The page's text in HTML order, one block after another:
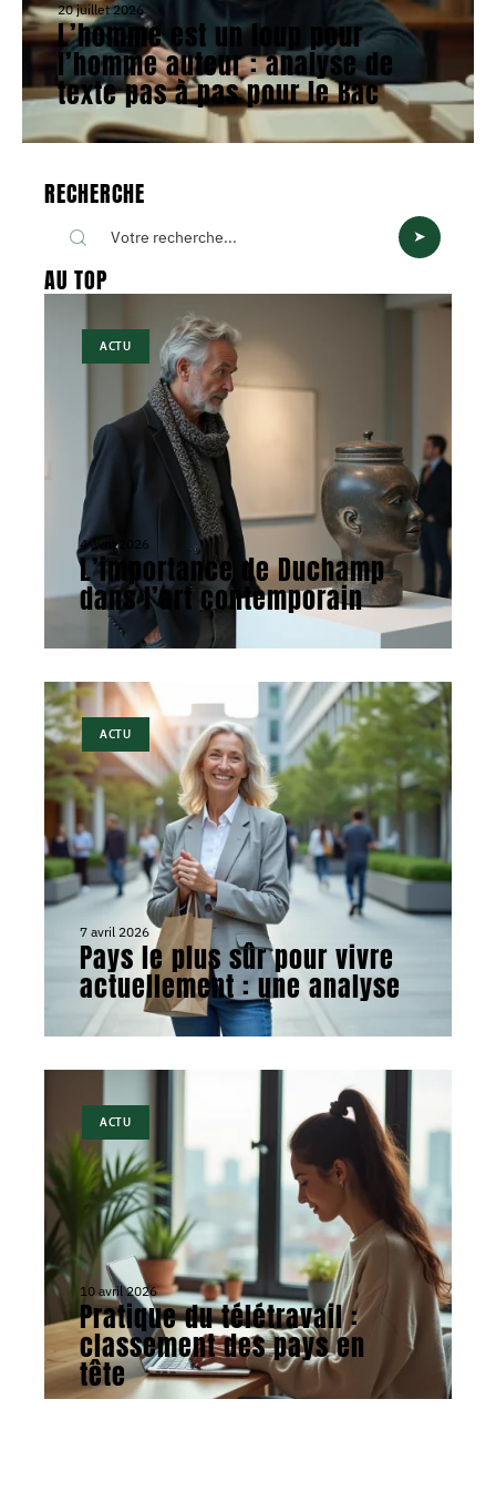
20 juillet 2026
L’homme est un loup pour
l’homme auteur : analyse de
texte pas à pas pour le Bac
RECHERCHE
AU TOP
ACTU
4 avril 2026
L’importance de Duchamp
dans l’art contemporain
ACTU
7 avril 2026
Pays le plus sûr pour vivre
actuellement : une analyse
ACTU
10 avril 2026
Pratique du télétravail :
classement des pays en
tête